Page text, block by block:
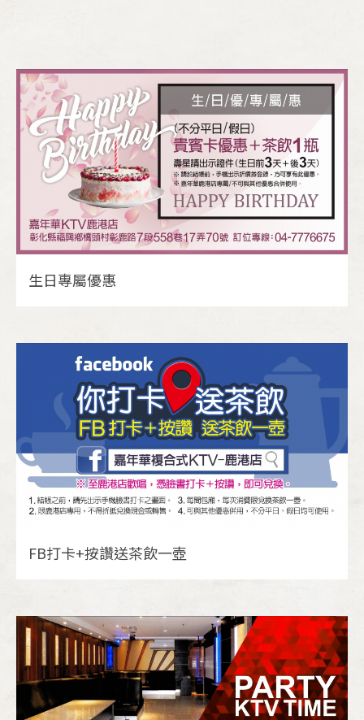
生日專屬優惠
FB打卡+按讚送茶飲一壺